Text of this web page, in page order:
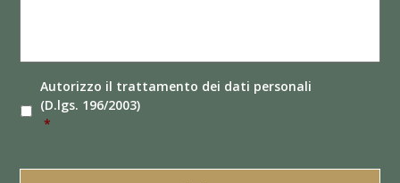
Autorizzo il trattamento dei dati personali
(D.lgs. 196/2003)
*